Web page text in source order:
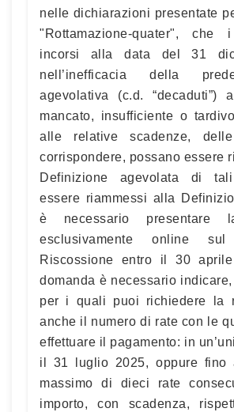
nelle dichiarazioni presentate
"Rottamazione-quater", che
incorsi alla data del 31
nell’inefficacia della
agevolativa (c.d. “decaduti”)
mancato, insufficiente o
alle relative scadenze,
corrispondere, possano essere
Definizione agevolata di
essere riammessi alla
è necessario presentare
esclusivamente online
Riscossione entro il 30
domanda è necessario
per i quali puoi richiedere la
anche il numero di rate con le
effettuare il pagamento: in
il 31 luglio 2025, oppure fino
massimo di dieci rate
importo, con scadenza,